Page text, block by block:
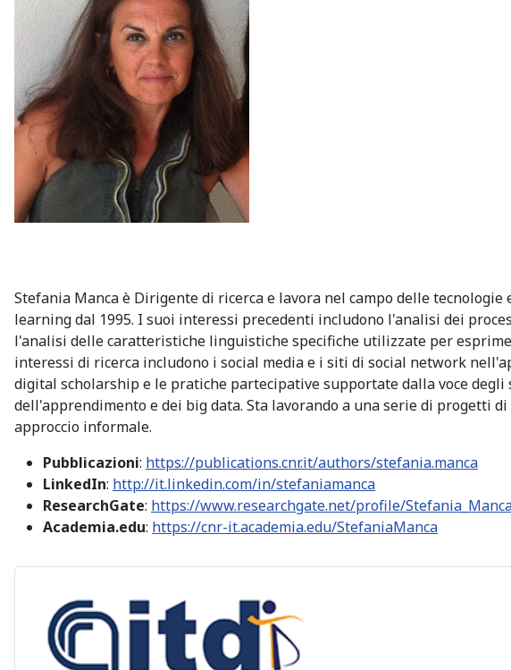
Stefania Manca è Dirigente di ricerca e lavora nel campo delle
learning dal 1995. I suoi interessi precedenti includono l'analisi dei
l'analisi delle caratteristiche linguistiche specifiche utilizzate per
interessi di ricerca includono i social media e i siti di social network
digital scholarship e le pratiche partecipative supportate dalla voce
dell'apprendimento e dei big data. Sta lavorando a una serie di progetti
approccio informale.
Pubblicazioni: https://publications.cnr.it/authors/stefania.manca
LinkedIn: http://it.linkedin.com/in/stefaniamanca
ResearchGate: https://www.researchgate.net/profile/
Academia.edu: https://cnr-it.academia.edu/StefaniaManca